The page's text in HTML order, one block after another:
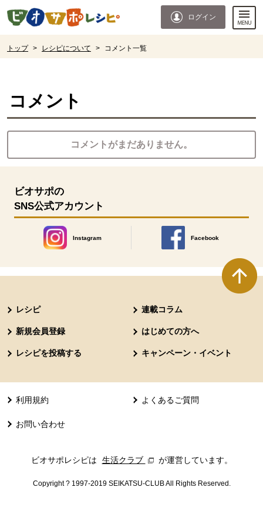
ページの先頭です。
ログイン
トップ > レシピについて > コメント一覧
コメント
コメントがまだありません。
ビオサポの
SNS公式アカウント
Instagram
別のウィンドウで開きます。
Facebook
別のウィンドウで開きます
レシピ 連載コラム
新規会員登録 はじめての方へ
レシピを投稿する キャンペーン・イベント
利用規約 よくあるご質問
お問い合わせ
ビオサポレシピは 生活クラブ 別のウィンドウで開きます。
が運営しています。
Copyright ? 1997-2019 SEIKATSU-CLUB All Rights Reserved.